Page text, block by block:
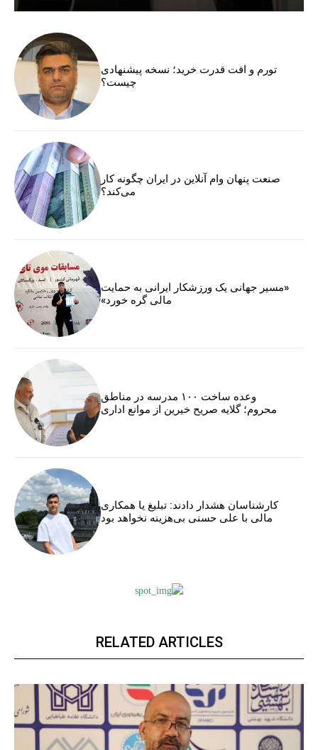
تورم و افت قدرت خرید؛ نسخه پیشنهادی
چیست؟
صنعت پنهان وام آنلاین در ایران چگونه کار
می‌کند؟
«مسیر جهانی یک ورزشکار ایرانی به حمایت
مالی گره خورد»
وعده ساخت ۱۰۰ مدرسه در مناطق
محروم؛ گلایه صریح خیرین از موانع اداری
کارشناسان هشدار دادند: تبلیغ یا همکاری
مالی با علی حسنی بی‌هزینه نخواهد بود
RELATED ARTICLES